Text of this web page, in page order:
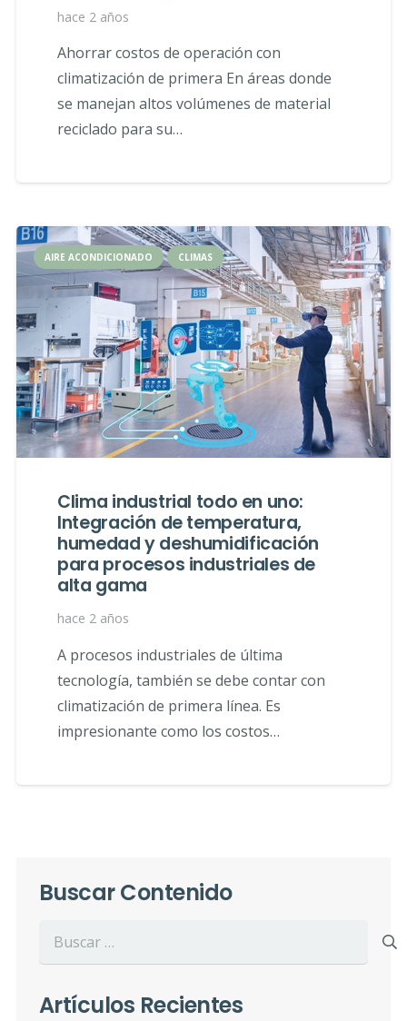
hace 2 años
Ahorrar costos de operación con
climatización de primera En áreas donde
se manejan altos volúmenes de material
reciclado para su…
AIRE ACONDICIONADO CLIMAS
Clima industrial todo en uno:
Integración de temperatura,
humedad y deshumidificación
para procesos industriales de
alta gama
hace 2 años
A procesos industriales de última
tecnología, también se debe contar con
climatización de primera línea. Es
impresionante como los costos…
Buscar Contenido
Buscar:
Artículos Recientes